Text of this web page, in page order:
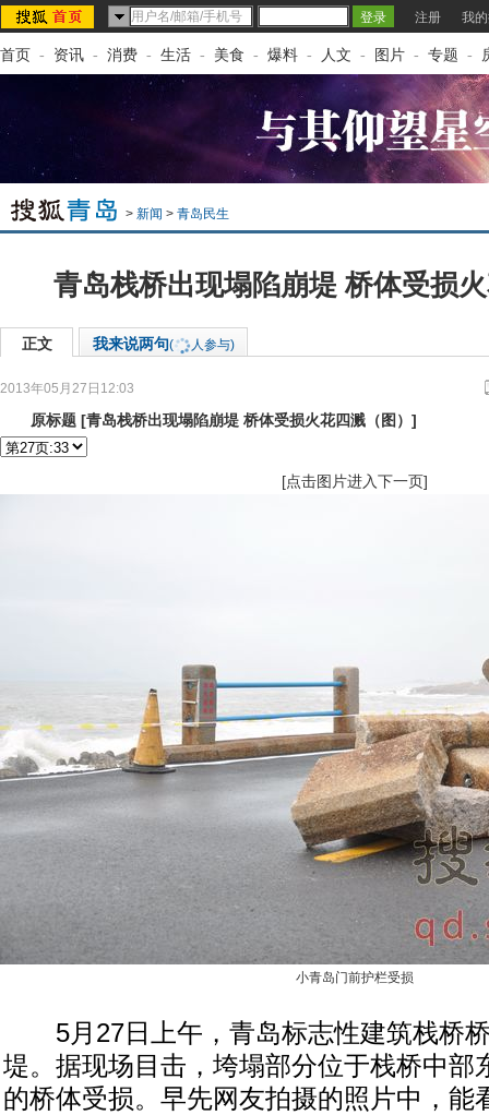
注册 我
首页 - 资讯 - 消费 - 生活 - 美食 - 爆料 - 人文 - 图片 - 专题 -
> 新闻 > 青岛民生
青岛栈桥出现塌陷崩堤 桥体受损
正文 我来说两句( 人参与)
2013年05月27日12:03
原标题 [青岛栈桥出现塌陷崩堤 桥体受损火花四溅（图） ]
[点击图片进入下一页]
小青岛门前护栏受损
5月27日上午，青岛标志性建筑栈桥
堤。据现场目击，垮塌部分位于栈桥中部
的桥体受损。早先网友拍摄的照片中，能